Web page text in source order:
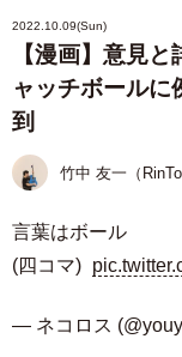
2022.10.09(Sun)
【漫画】意見
ャッチボールに
到
竹中 友一（
言葉はボール
(四コマ)
— ネコロス